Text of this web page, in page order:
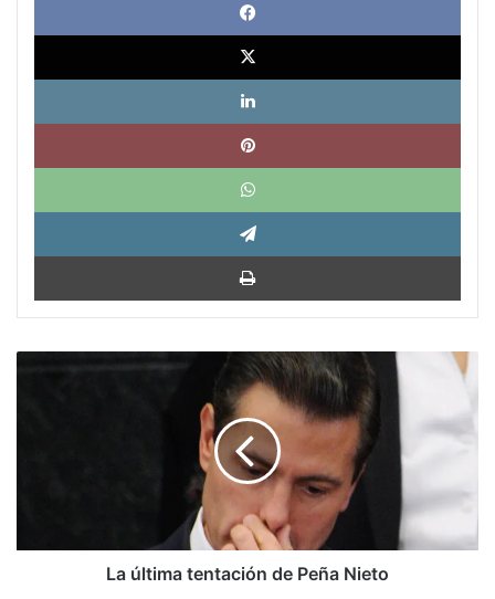
X
La última tentación de Peña Nieto